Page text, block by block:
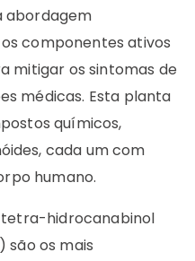
abordagem
componentes ativos
mitigar os sintomas de
médicas. Esta planta
químicos,
cada um com
humano.
tetra-hidrocanabinol
são os mais